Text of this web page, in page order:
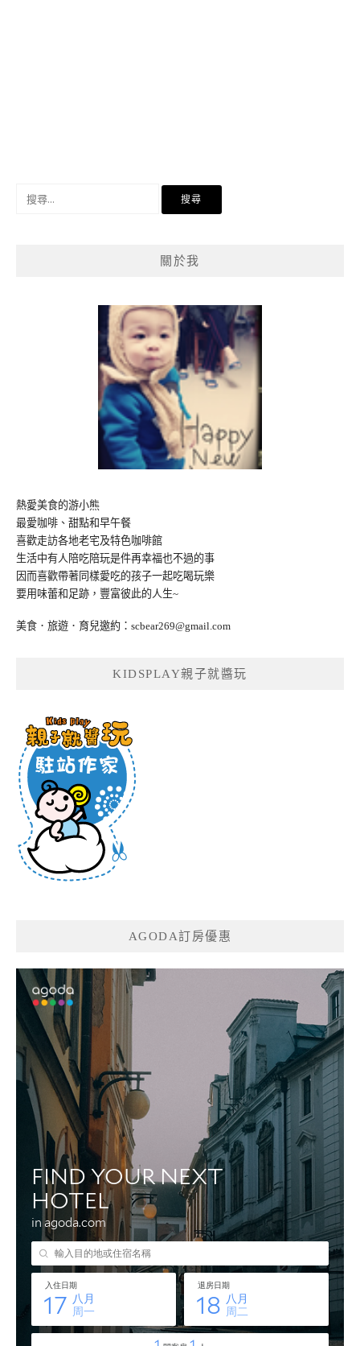
關於我
熱愛美食的游小熊
最愛咖啡、甜點和早午餐
喜歡走訪各地老宅及特色咖啡館
生活中有人陪吃陪玩是件再幸福也不過的事
因而喜歡帶著同樣愛吃的孩子一起吃喝玩樂
要用味蕾和足跡，豐富彼此的人生~
美食．旅遊．育兒邀約： scbear269@gmail.com
KIDSPLAY親子就醬玩
AGODA訂房優惠